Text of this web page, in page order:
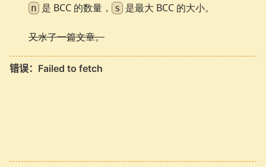
n 是 BCC 的数量， s 是最大 BCC 的大小。
又水了一篇文章。